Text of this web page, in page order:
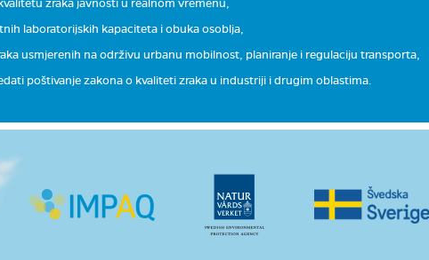
zraka javnosti u realnom vremenu,
laboratorijskih kapaciteta i obuka osoblja,
usmjerenih na održivu urbanu mobilnost, planiranje i regulaciju transporta,
poštivanje zakona o kvaliteti zraka u industriji i drugim oblastima.
IMPAQ s ciljem informisanja javnosti o kvalitetu zraka u Bosni i
zavoda iz određenih gradova u kojima su instalirane mjerne stanice
automatski objavljuju sa mjernih stanica i nisu kontrolirani i validirani.
određene korake da zaštiti svoje zdravlje.
o uticaju zagađenog zraka na zdravlje čovjeka, kako se ponašati kada je zrak